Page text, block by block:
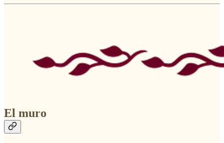
El muro